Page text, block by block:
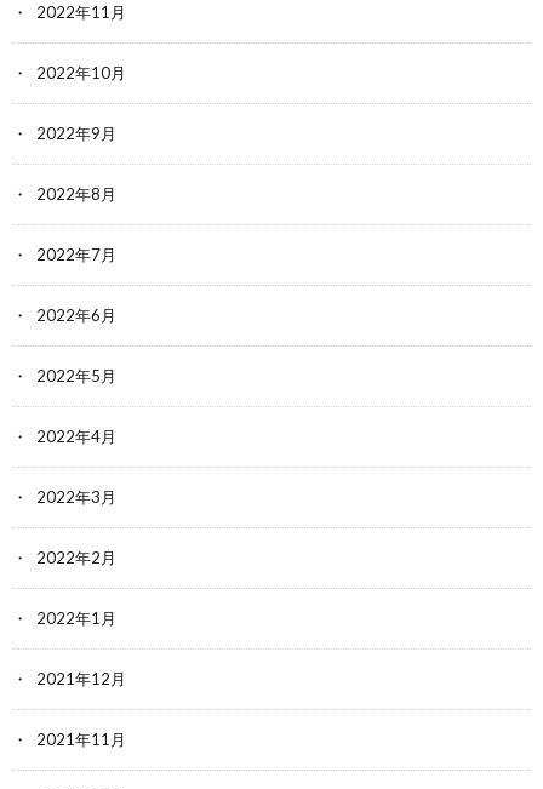
2022年11月
2022年10月
2022年9月
2022年8月
2022年7月
2022年6月
2022年5月
2022年4月
2022年3月
2022年2月
2022年1月
2021年12月
2021年11月